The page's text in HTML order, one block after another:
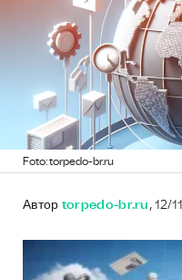
Foto: torpedo-br.ru
Автор torpedo-br.ru , 12/